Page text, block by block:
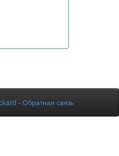
- Обратная связь